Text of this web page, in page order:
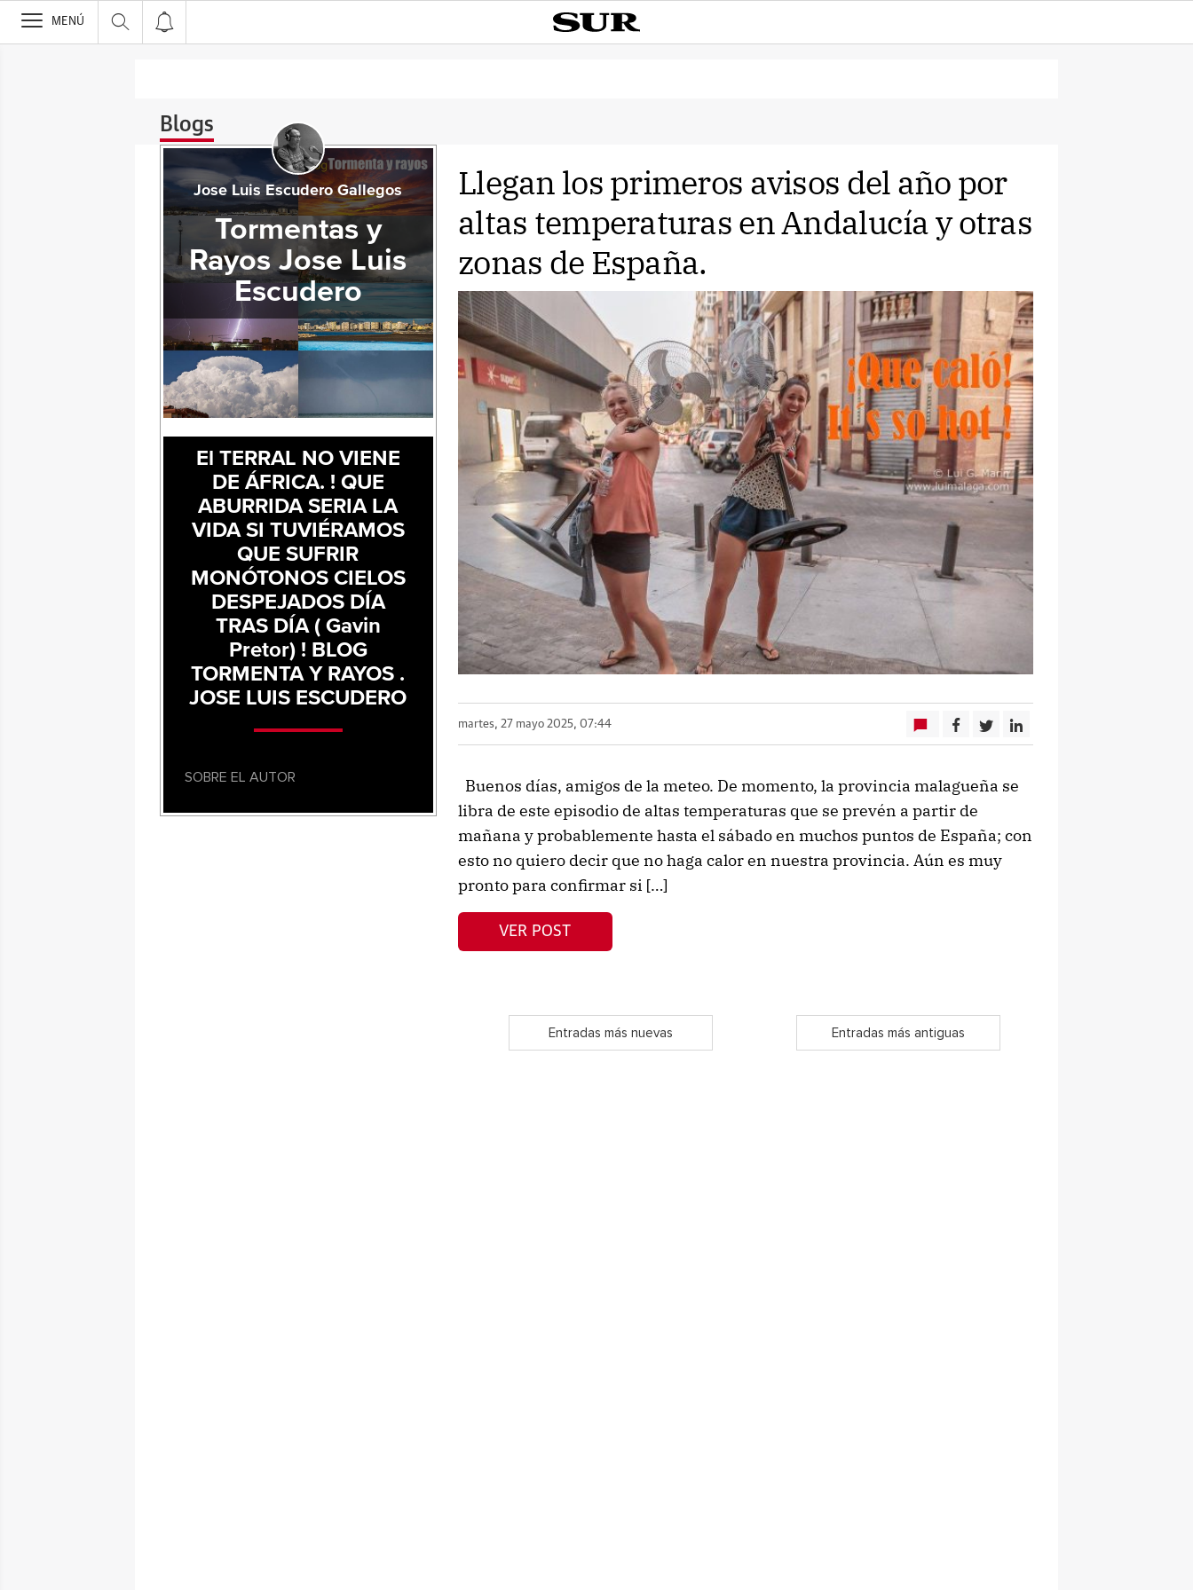
>
MENÚ
Blogs
Llegan los primeros avisos del año por
altas temperaturas en Andalucía y otras
zonas de España.
martes, 27 mayo 2025, 07:44
Buenos días, amigos de la meteo. De momento, la provincia malagueña se
libra de este episodio de altas temperaturas que se prevén a partir de
mañana y probablemente hasta el sábado en muchos puntos de España; con
esto no quiero decir que no haga calor en nuestra provincia. Aún es muy
pronto para confirmar si […]
VER POST
Entradas más nuevas Entradas más antiguas
Jose Luis Escudero Gallegos
Tormentas y
Rayos Jose Luis
Escudero
El TERRAL NO VIENE
DE ÁFRICA. ! QUE
ABURRIDA SERIA LA
VIDA SI TUVIÉRAMOS
QUE SUFRIR
MONÓTONOS CIELOS
DESPEJADOS DÍA
TRAS DÍA ( Gavin
Pretor) ! BLOG
TORMENTA Y RAYOS .
JOSE LUIS ESCUDERO
SOBRE EL AUTOR